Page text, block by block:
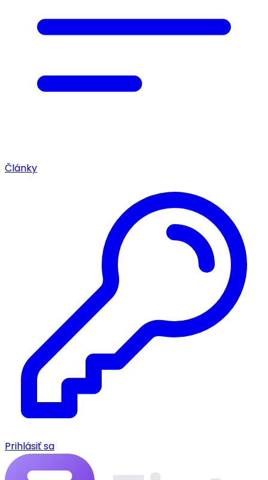
Články
Prihlásiť sa